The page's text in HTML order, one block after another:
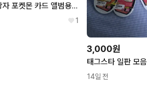
고래왕자 포켓몬 카드 앨범용 뜨개 디자인 1장당가격 어비스아이
1
3,000원
태그스타 일판 모음
14일 전